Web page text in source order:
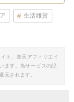
生活雑貨
ト、楽天アフィリエイ
ます。当サービスの記
元されます。